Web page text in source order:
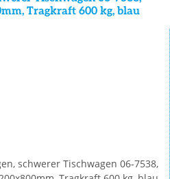
Tragkraft 600 kg, blau